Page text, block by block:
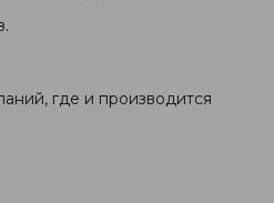
где и производится